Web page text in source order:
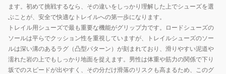
ッ
ド
1011C165.020
防
水
1011C164.200
ー
ズ
フ
ジ
ラ
イ
ます。初めて挑戦するなら、その違いをしっかり理解した上でシューズを選
ぶことが、安全で快適なトレイルへの第一歩になります。
トレイル用シューズで最も重要な機能がグリップ力です。ロードシューズの
ソールは平らでクッション性を重視していますが、トレイルシューズのソー
ルは深い溝のあるラグ（凸型パターン）が刻まれており、滑りやすい泥道や
濡れた岩の上でもしっかり地面を捉えます。男性は体重や筋力の関係で下り
坂でのスピードが出やすく、その分だけ滑落のリスクも高まるため、このグ